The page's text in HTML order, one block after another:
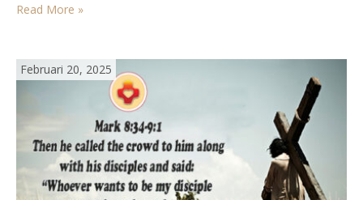
menyampaikan berita besar itu kepada para rasul, dan Petrus
Read More »
Februari 20, 2025